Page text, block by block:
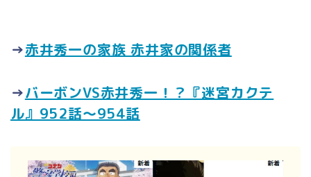
→赤井秀一の家族 赤井家の関係者
→バーボンVS赤井秀一！？『迷宮カクテ
ル』952話～954話